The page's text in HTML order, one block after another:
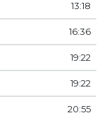
13:18
16:36
19:22
19:22
20:55